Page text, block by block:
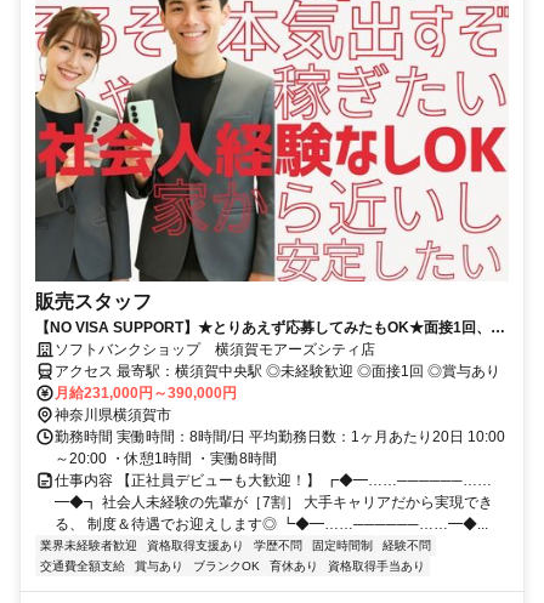
販売スタッフ
【NO VISA SUPPORT】★とりあえず応募してみたもOK★面接1回、最
短1週間で内定可！正社員デビューにオススメ★
ソフトバンクショップ 横須賀モアーズシティ店
アクセス 最寄駅：横須賀中央駅 ◎未経験歓迎 ◎面接1回 ◎賞与あり
月給231,000円～390,000円
神奈川県横須賀市
勤務時間 実働時間：8時間/日 平均勤務日数：1ヶ月あたり20日 10:00
～20:00 ・休憩1時間 ・実働8時間
仕事内容 【正社員デビューも大歓迎！】 ┏◆━……──────……
━◆┓ 社会人未経験の先輩が［7割］ 大手キャリアだから実現でき
る、 制度＆待遇でお迎えします◎ ┗◆━……──────……━◆...
業界未経験者歓迎 資格取得支援あり 学歴不問 固定時間制
経験不問
交通費全額支給
賞与あり ブランクOK 育休あり 資格取得手当あり